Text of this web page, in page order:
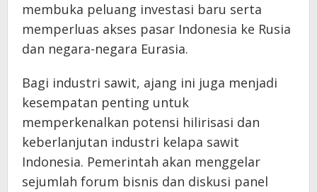
membuka peluang investasi baru serta
memperluas akses pasar Indonesia ke Rusia
dan negara-negara Eurasia.
Bagi industri sawit, ajang ini juga menjadi
kesempatan penting untuk
memperkenalkan potensi hilirisasi dan
keberlanjutan industri kelapa sawit
Indonesia. Pemerintah akan menggelar
sejumlah forum bisnis dan diskusi panel